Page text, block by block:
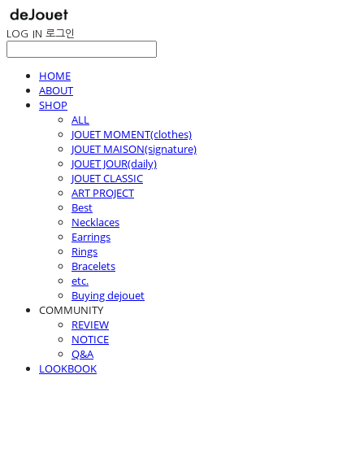
LOG IN 로그인
HOME
ABOUT
SHOP
ALL
JOUET MOMENT(clothes)
JOUET MAISON(signature)
JOUET JOUR(daily)
JOUET CLASSIC
ART PROJECT
Best
Necklaces
Earrings
Rings
Bracelets
etc.
Buying dejouet
COMMUNITY
REVIEW
NOTICE
Q&A
LOOKBOOK